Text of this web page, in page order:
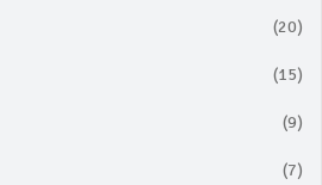
(20)
(15)
(9)
(7)